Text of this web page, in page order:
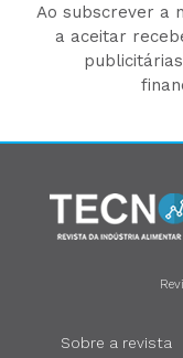
Ao subscrever a
a aceitar
Sobre a revista